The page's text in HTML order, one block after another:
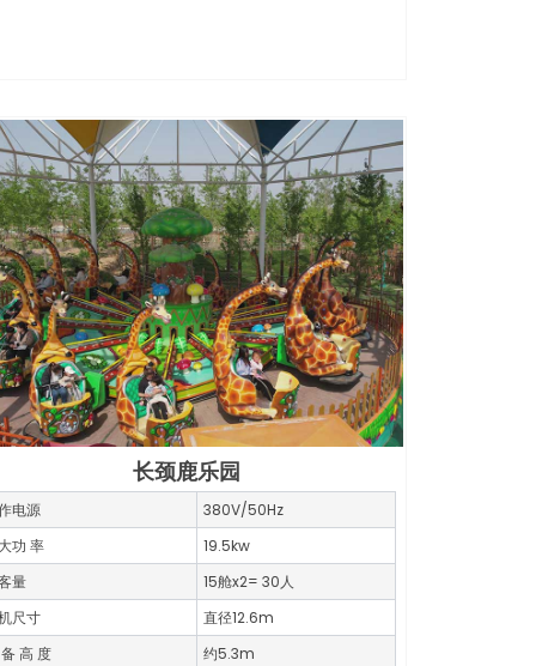
长颈鹿乐园
电源
380V/50Hz
功 率
19.5kw
量
15舱x2= 30人
尺寸
直径12.6m
高 度
约5.3m